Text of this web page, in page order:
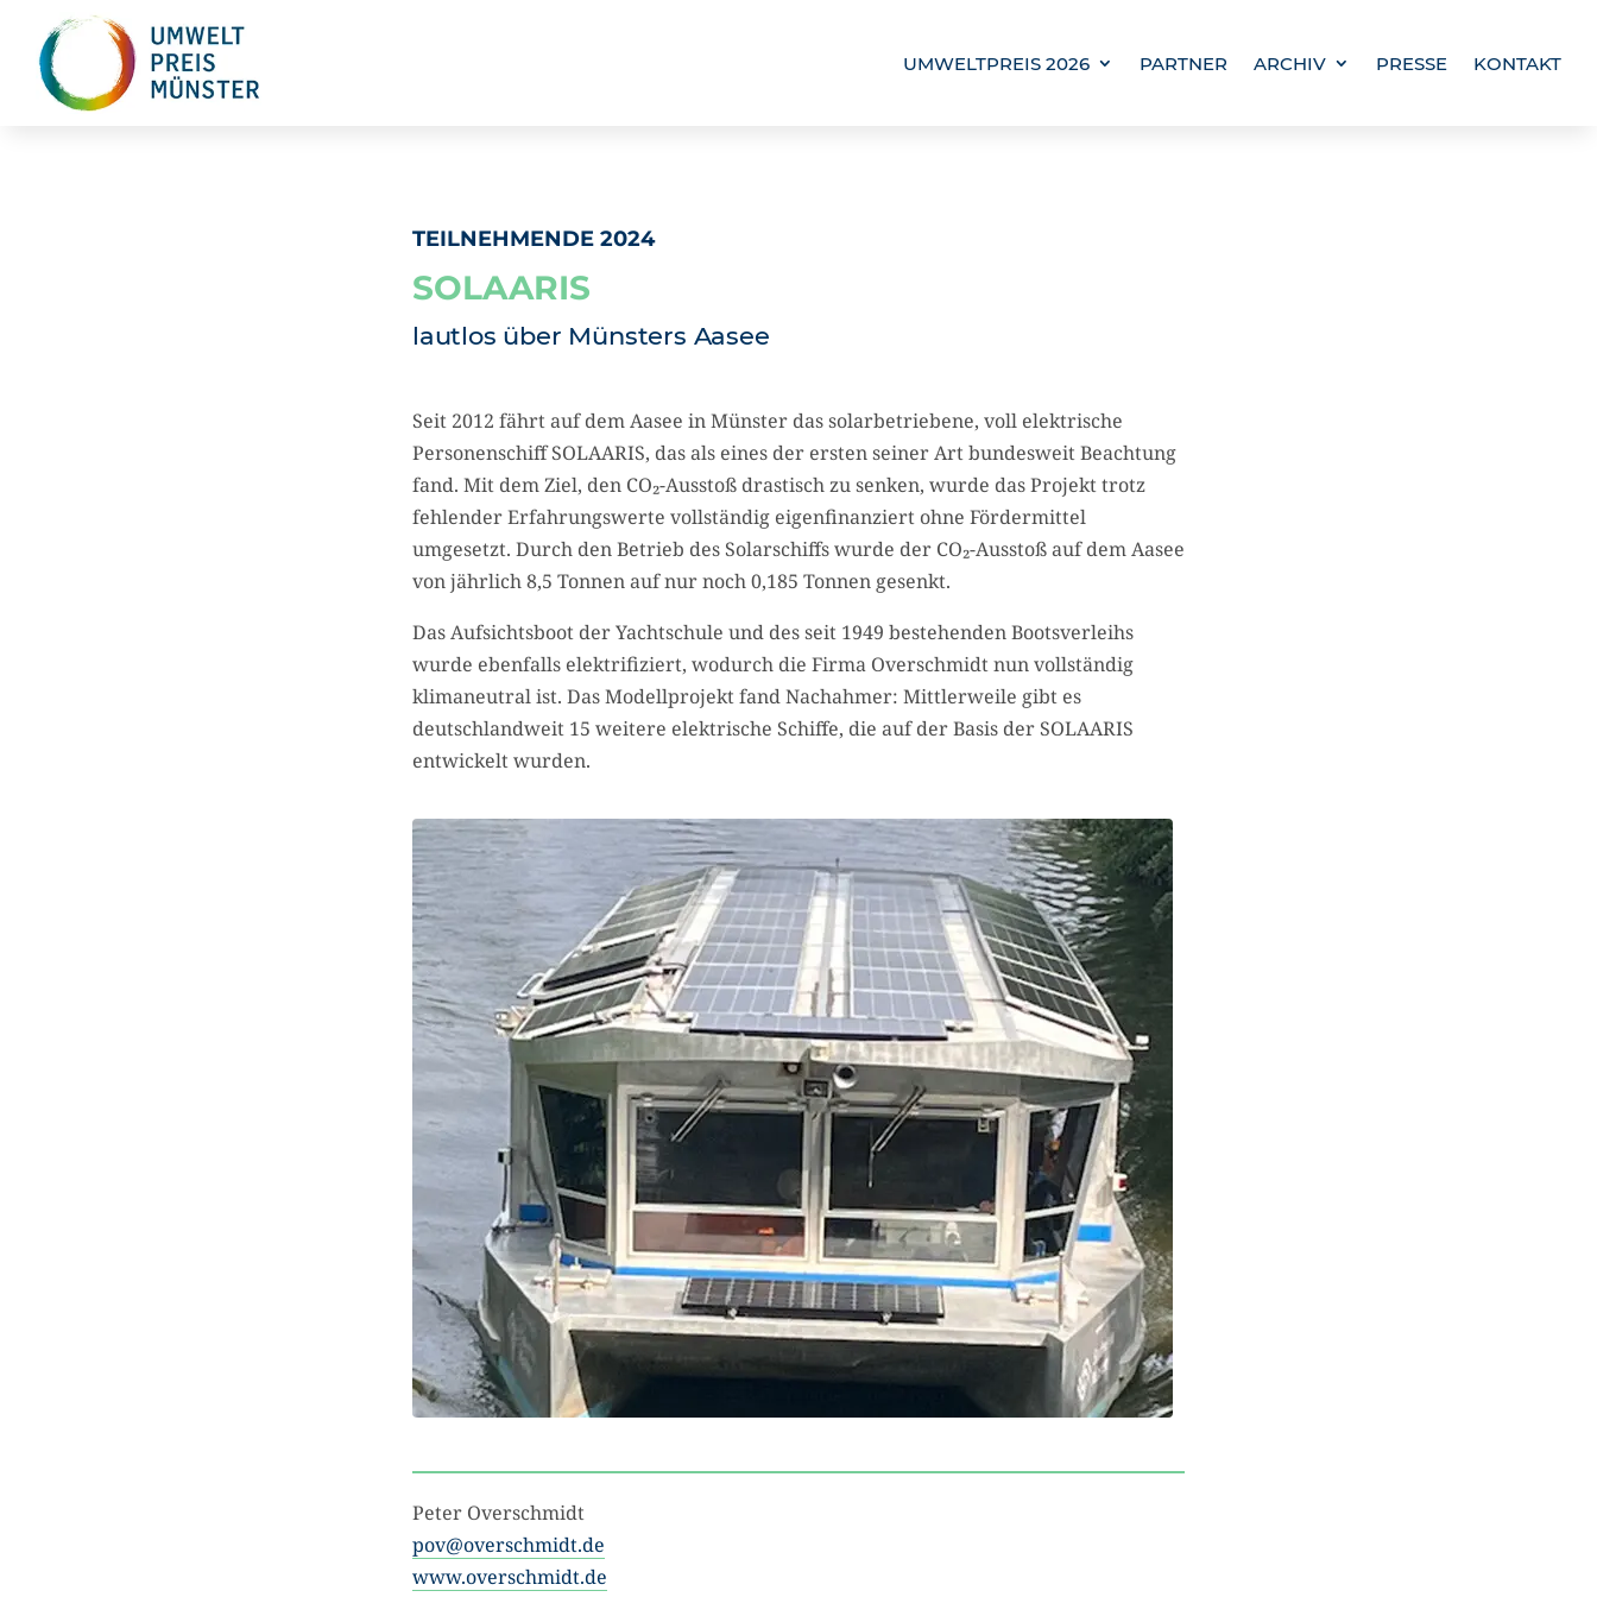
UMWELTPREIS 2026 PARTNER ARCHIV PRESSE KONTAKT
TEILNEHMENDE 2024
SOLAARIS
lautlos über Münsters Aasee
Seit 2012 fährt auf dem Aasee in Münster das solarbetriebene, voll elektrische
Personenschiff SOLAARIS, das als eines der ersten seiner Art bundesweit Beachtung
fand. Mit dem Ziel, den CO₂-Ausstoß drastisch zu senken, wurde das Projekt trotz
fehlender Erfahrungswerte vollständig eigenfinanziert ohne Fördermittel
umgesetzt. Durch den Betrieb des Solarschiffs wurde der CO₂-Ausstoß auf dem Aasee
von jährlich 8,5 Tonnen auf nur noch 0,185 Tonnen gesenkt.
Das Aufsichtsboot der Yachtschule und des seit 1949 bestehenden Bootsverleihs
wurde ebenfalls elektrifiziert, wodurch die Firma Overschmidt nun vollständig
klimaneutral ist. Das Modellprojekt fand Nachahmer: Mittlerweile gibt es
deutschlandweit 15 weitere elektrische Schiffe, die auf der Basis der SOLAARIS
entwickelt wurden.
Peter Overschmidt
pov@overschmidt.de
www.overschmidt.de